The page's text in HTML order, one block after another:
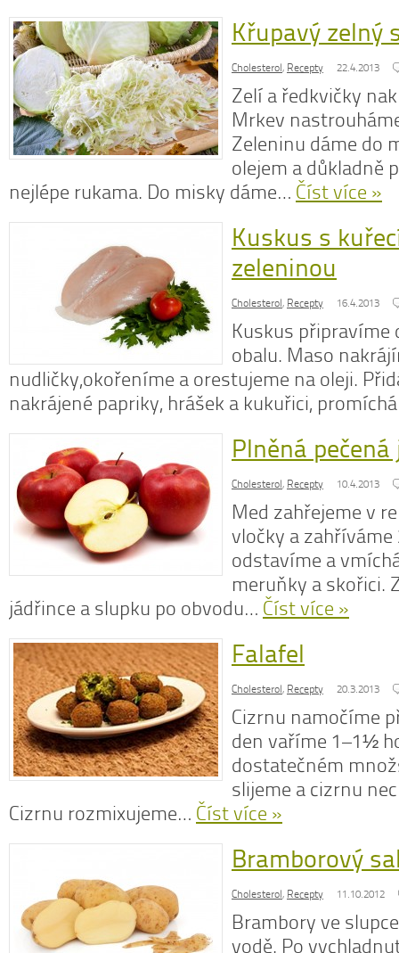
Křupavý zelný
Cholesterol, Recepty 22.4.2013
Zelí a ředkvičky
Mrkev
Zeleninu dáme do
olejem a důkladně
nejlépe rukama. Do misky dáme… Číst více »
Kuskus s
zeleninou
Cholesterol, Recepty 16.4.2013
Kuskus připravíme
obalu. Maso
nudličky,okořeníme a orestujeme na oleji.
nakrájené papriky, hrášek a kukuřici,
Plněná
Cholesterol, Recepty 10.4.2013
Med zahřejeme v
vločky a
odstavíme a
meruňky a skořici.
jádřince a slupku po obvodu… Číst více »
Falafel
Cholesterol, Recepty 20.3.2013
Cizrnu namočíme
den vaříme 1–1½
dostatečném
slijeme a cizrnu
Cizrnu rozmixujeme… Číst více »
Bramborový
Cholesterol, Recepty 11.10.2012
Brambory ve
vodě. Po